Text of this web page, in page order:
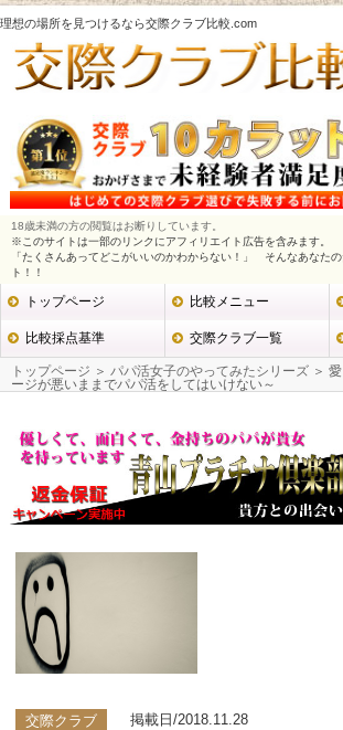
理想の場所を見つけるなら交際クラブ比較.com
18歳未満の方の閲覧はお断りしています。
※このサイトは一部のリンクにアフィリエイト広告を含みます。
「たくさんあってどこがいいのかわからない！」 そんなあなた
ト！！
トップページ 比較メニュー
比較採点基準 交際クラブ一覧
トップページ ＞ パパ活女子のやってみたシリーズ ＞
ージが悪いままでパパ活をしてはいけない～
交際クラブ 掲載日/2018.11.28